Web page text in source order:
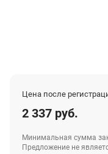
Цена после
2 337 руб.
Минимальная сумма
Предложение не